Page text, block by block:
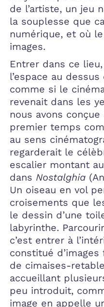
de l’artiste, un jeu
la souplesse que
numérique, et où
images.
Entrer dans ce lieu,
l’espace au
comme si le
revenait dans les
nous avons
premier temps
au sens
regarderait le
escalier montant
dans Nostalghia
Un oiseau en vol
croisements que
le dessin d’une
labyrinthe. Parcourir
c’est entrer à
constitué
de cimaises-
accueillant
peu introduit,
image en appelle